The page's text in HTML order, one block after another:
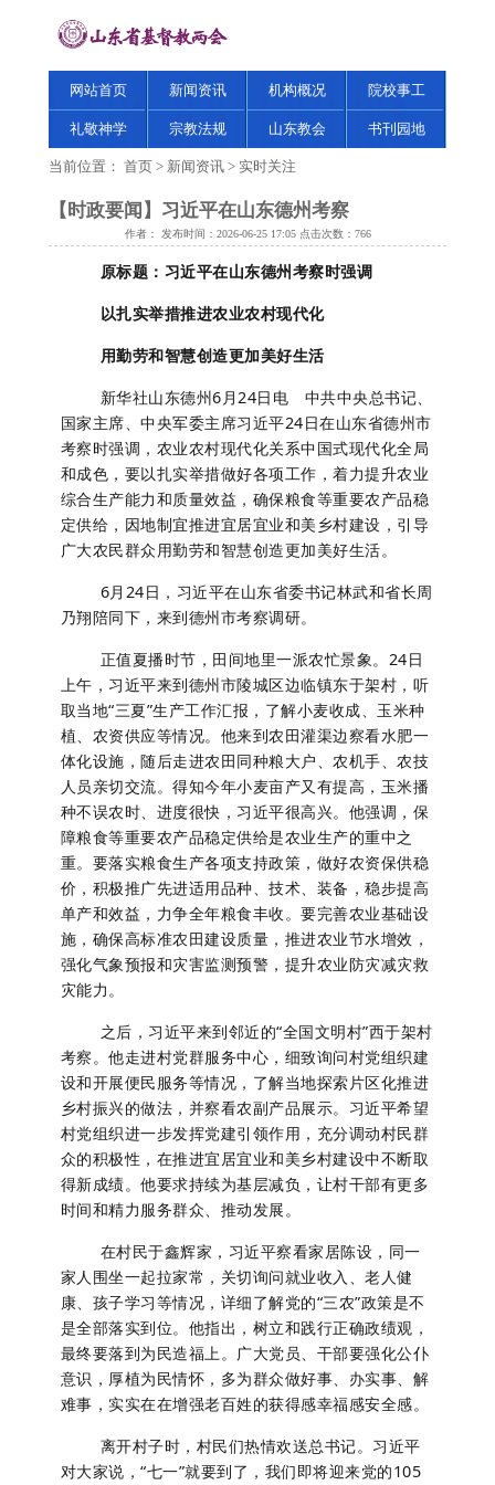
网站首页 新闻资讯 机构概况 院校事工
礼敬神学 宗教法规 山东教会 书刊园地
当前位置： 首页 > 新闻资讯 > 实时关注
【时政要闻】习近平在山东德州考察
作者： 发布时间：2026-06-25 17:05 点击次数： 766
原标题：习近平在山东德州考察时强调
以扎实举措推进农业农村现代化
用勤劳和智慧创造更加美好生活
新华社山东德州6月24日电 中共中央总书记、
国家主席、中央军委主席习近平24日在山东省德州市
考察时强调，农业农村现代化关系中国式现代化全局
和成色，要以扎实举措做好各项工作，着力提升农业
综合生产能力和质量效益，确保粮食等重要农产品稳
定供给，因地制宜推进宜居宜业和美乡村建设，引导
广大农民群众用勤劳和智慧创造更加美好生活。
6月24日，习近平在山东省委书记林武和省长周
乃翔陪同下，来到德州市考察调研。
正值夏播时节，田间地里一派农忙景象。24日
上午，习近平来到德州市陵城区边临镇东于架村，听
取当地“三夏”生产工作汇报，了解小麦收成、玉米种
植、农资供应等情况。他来到农田灌渠边察看水肥一
体化设施，随后走进农田同种粮大户、农机手、农技
人员亲切交流。得知今年小麦亩产又有提高，玉米播
种不误农时、进度很快，习近平很高兴。他强调，保
障粮食等重要农产品稳定供给是农业生产的重中之
重。要落实粮食生产各项支持政策，做好农资保供稳
价，积极推广先进适用品种、技术、装备，稳步提高
单产和效益，力争全年粮食丰收。要完善农业基础设
施，确保高标准农田建设质量，推进农业节水增效，
强化气象预报和灾害监测预警，提升农业防灾减灾救
灾能力。
之后，习近平来到邻近的“全国文明村”西于架村
考察。他走进村党群服务中心，细致询问村党组织建
设和开展便民服务等情况，了解当地探索片区化推进
乡村振兴的做法，并察看农副产品展示。习近平希望
村党组织进一步发挥党建引领作用，充分调动村民群
众的积极性，在推进宜居宜业和美乡村建设中不断取
得新成绩。他要求持续为基层减负，让村干部有更多
时间和精力服务群众、推动发展。
在村民于鑫辉家，习近平察看家居陈设，同一
家人围坐一起拉家常，关切询问就业收入、老人健
康、孩子学习等情况，详细了解党的“三农”政策是不
是全部落实到位。他指出，树立和践行正确政绩观，
最终要落到为民造福上。广大党员、干部要强化公仆
意识，厚植为民情怀，多为群众做好事、办实事、解
难事，实实在在增强老百姓的获得感幸福感安全感。
离开村子时，村民们热情欢送总书记。习近平
对大家说，“七一”就要到了，我们即将迎来党的105